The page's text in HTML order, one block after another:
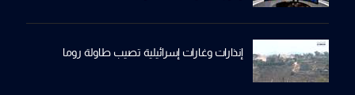
إنذارات وغارات إسرائيلية تصيب طاولة روما